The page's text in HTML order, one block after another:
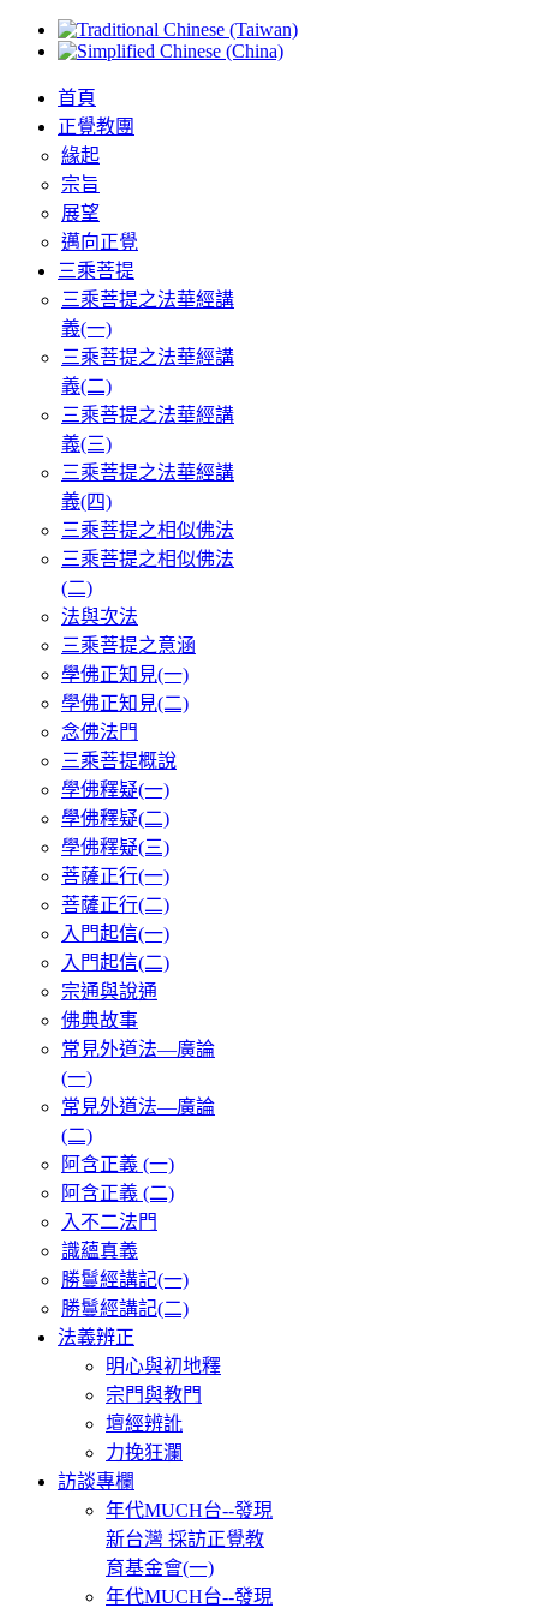
首頁
正覺教團
緣起
宗旨
展望
邁向正覺
三乘菩提
三乘菩提之法華經講
義(一)
三乘菩提之法華經講
義(二)
三乘菩提之法華經講
義(三)
三乘菩提之法華經講
義(四)
三乘菩提之相似佛法
三乘菩提之相似佛法
(二)
法與次法
三乘菩提之意涵
學佛正知見(一)
學佛正知見(二)
念佛法門
三乘菩提概說
學佛釋疑(一)
學佛釋疑(二)
學佛釋疑(三)
菩薩正行(一)
菩薩正行(二)
入門起信(一)
入門起信(二)
宗通與說通
佛典故事
常見外道法—廣論
(一)
常見外道法—廣論
(二)
阿含正義 (一)
阿含正義 (二)
入不二法門
識蘊真義
勝鬘經講記(一)
勝鬘經講記(二)
法義辨正
明心與初地釋
宗門與教門
壇經辨訛
力挽狂瀾
訪談專欄
年代MUCH台--發現
新台灣 採訪正覺教
育基金會(一)
年代MUCH台--發現